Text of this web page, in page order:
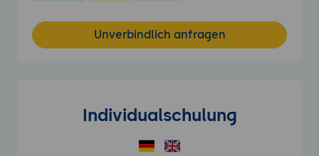
Unverbindlich anfragen
Individualschulung